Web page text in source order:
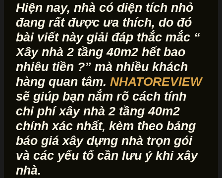
Hiện nay, nhà có diện tích nhỏ
đang rất được ưa thích, do đó
bài viết này giải đáp thắc mắc “
Xây nhà 2 tầng 40m2 hết bao
nhiêu tiền ?” mà nhiều khách
hàng quan tâm.NHATOREVIEW
sẽ giúp bạn nắm rõ cách tính
chi phí xây nhà 2 tầng 40m2
chính xác nhất, kèm theo bảng
báo giá xây dựng nhà trọn gói
và các yếu tố cần lưu ý khi xây
nhà.